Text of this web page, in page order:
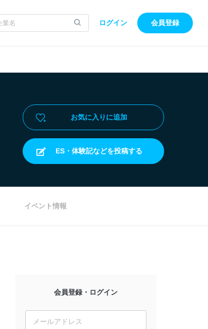
ログイン 会員登録
お気に入りに追加
ES・体験記などを投稿する
イベント情報
会員登録・ログイン